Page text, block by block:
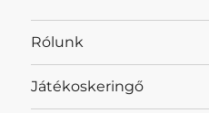
Rólunk
Játékoskeringő